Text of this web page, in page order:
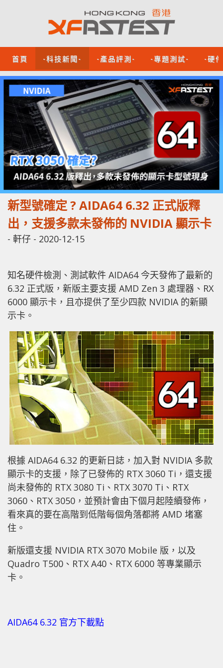
首頁 -科技新聞- -產品評測- -專題測試- -硬
新型號確定 ? AIDA64 6.32 正式版釋
出，支援多款未發佈的 NVIDIA 顯示卡
- 軒仔 - 2020-12-15
知名硬件檢測、測試軟件 AIDA64 今天發佈了最新的
6.32 正式版，新版主要支援 AMD Zen 3 處理器、RX
6000 顯示卡，且亦提供了至少四款 NVIDIA 的新顯
示卡。
根據 AIDA64 6.32 的更新日誌，加入對 NVIDIA 多款
顯示卡的支援，除了已發佈的 RTX 3060 Ti，還支援
尚未發佈的 RTX 3080 Ti、RTX 3070 Ti、RTX
3060、RTX 3050，並預計會由下個月起陸續發佈，
看來真的要在高階到低階每個角落都將 AMD 堵塞
住。
新版還支援 NVIDIA RTX 3070 Mobile 版，以及
Quadro T500、RTX A40、RTX 6000 等專業顯示
卡。
AIDA64 6.32 官方下載點